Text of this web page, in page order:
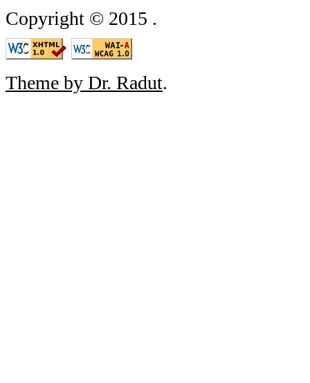
Copyright © 2015 .
Theme by Dr. Radut.